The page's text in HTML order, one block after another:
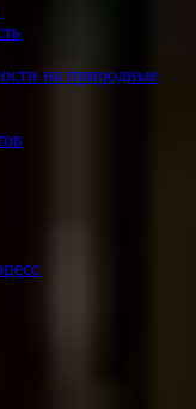
на природные